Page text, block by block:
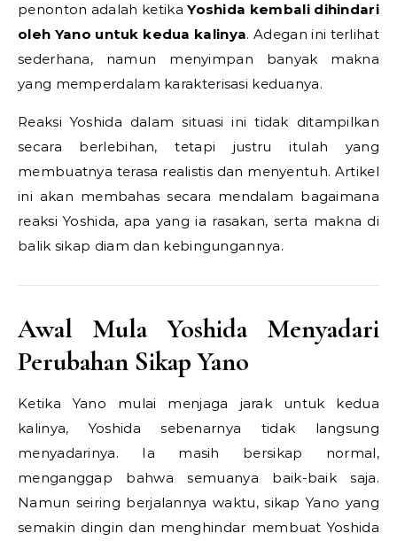
penonton adalah ketikaYoshida kembali dihindari
oleh Yano untuk kedua kalinya. Adegan ini terlihat
sederhana, namun menyimpan banyak makna
yang memperdalam karakterisasi keduanya.
Reaksi Yoshida dalam situasi ini tidak ditampilkan
secara berlebihan, tetapi justru itulah yang
membuatnya terasa realistis dan menyentuh. Artikel
ini akan membahas secara mendalam bagaimana
reaksi Yoshida, apa yang ia rasakan, serta makna di
balik sikap diam dan kebingungannya.
Awal Mula Yoshida Menyadari
Perubahan Sikap Yano
Ketika Yano mulai menjaga jarak untuk kedua
kalinya, Yoshida sebenarnya tidak langsung
menyadarinya. Ia masih bersikap normal,
menganggap bahwa semuanya baik-baik saja.
Namun seiring berjalannya waktu, sikap Yano yang
semakin dingin dan menghindar membuat Yoshida